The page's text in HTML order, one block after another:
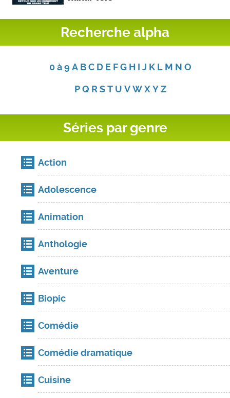
Recherche alpha
0 à 9 A B C D E F G H I J K L M N O
P Q R S T U V W X Y Z
Séries par genre
Action
Adolescence
Animation
Anthologie
Aventure
Biopic
Comédie
Comédie dramatique
Cuisine